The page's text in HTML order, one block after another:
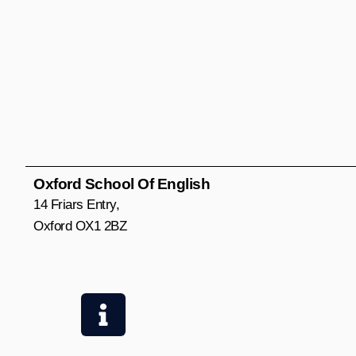
Oxford School Of English
14 Friars Entry,
Oxford OX1 2BZ